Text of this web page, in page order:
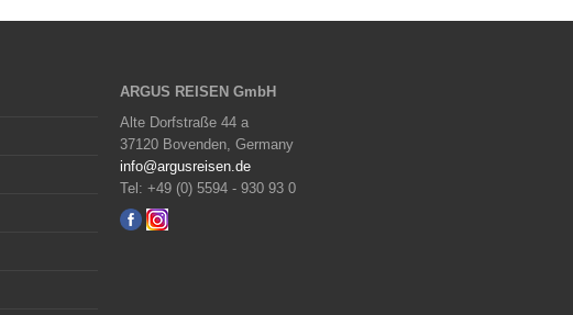
ARGUS REISEN GmbH
Alte Dorfstraße 44 a
37120 Bovenden, Germany
info@argusreisen.de
Tel: +49 (0) 5594 - 930 93 0